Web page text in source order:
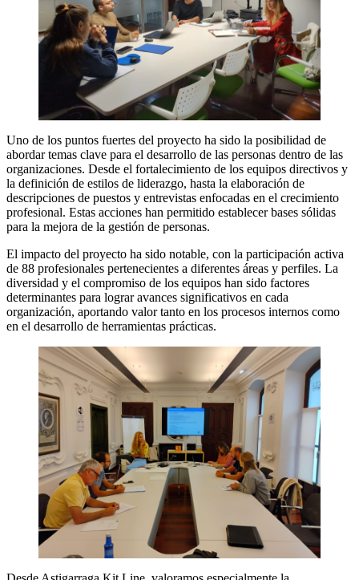
Uno de los puntos fuertes del proyecto ha sido la posibilidad de
abordar temas clave para el desarrollo de las personas dentro de las
organizaciones. Desde el fortalecimiento de los equipos directivos y
la definición de estilos de liderazgo, hasta la elaboración de
descripciones de puestos y entrevistas enfocadas en el crecimiento
profesional. Estas acciones han permitido establecer bases sólidas
para la mejora de la gestión de personas.
El impacto del proyecto ha sido notable, con la participación activa
de 88 profesionales pertenecientes a diferentes áreas y perfiles. La
diversidad y el compromiso de los equipos han sido factores
determinantes para lograr avances significativos en cada
organización, aportando valor tanto en los procesos internos como
en el desarrollo de herramientas prácticas.